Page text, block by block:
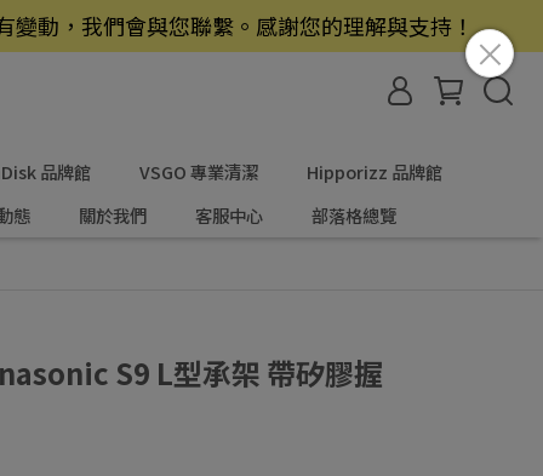
動，我們會與您聯繫。感謝您的理解與支持！
品牌館 VSGO 專業清潔
Hipporizz 品牌館
態 關於我們 客服中心 部落格總覽
S9 L型承架 帶矽膠握